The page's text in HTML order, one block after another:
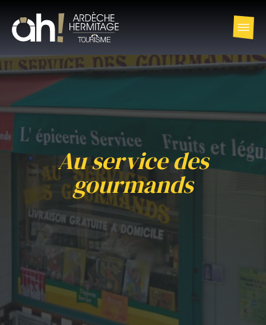
Au service des
gourmands